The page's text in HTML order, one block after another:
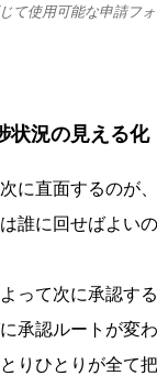
て使用可能な申請フ
状況の見える化
に直面するのが
誰に回せばよい
って次に承認す
承認ルートが変
りひとりが全て